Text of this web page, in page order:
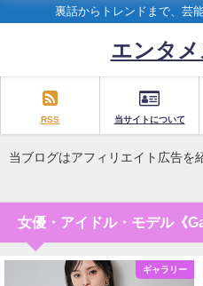
裏話からトレンドまで、芸
エンタ
RSS 当サイトについて
当ブログはアフィリエイト広告を
女優・アイドル・モデル《
ギャラリー